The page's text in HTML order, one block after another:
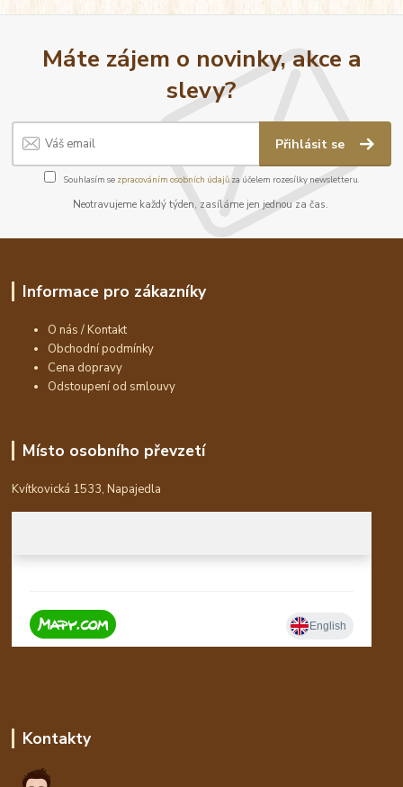
Máte zájem o novinky, akce a
slevy?
Přihlásit se
Souhlasím se zpracováním osobních údajůza účelem rozesílky newsletteru.
Neotravujeme každý týden, zasíláme jen jednou za čas.
Informace pro zákazníky
O nás / Kontakt
Obchodní podmínky
Cena dopravy
Odstoupení od smlouvy
Místo osobního převzetí
Kvítkovická 1533, Napajedla
Kontakty